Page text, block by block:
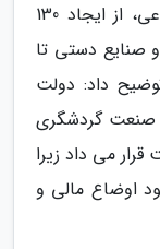
علی ربیعی وزیر تعاون، کار و رفاه اجتماعی، از ایجاد 130
صنایع دستی تا
داد: دولت
صنعت گردشگری
می داد زیرا
اوضاع مالی و